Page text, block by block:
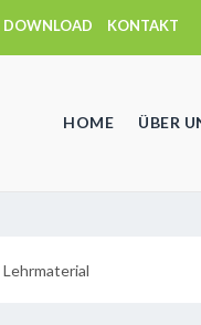
DOWNLOAD KONTAKT
HOME ÜBER
Lehrmaterial